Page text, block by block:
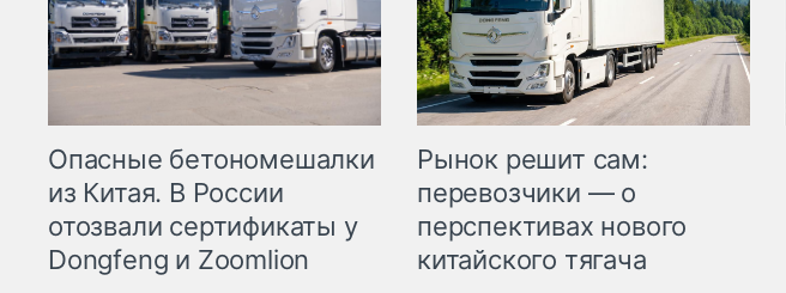
Опасные бетономешалки
из Китая. В России
отозвали сертификаты у
Dongfeng и Zoomlion
Рынок решит сам:
перевозчики — о
перспективах нового
китайского тягача